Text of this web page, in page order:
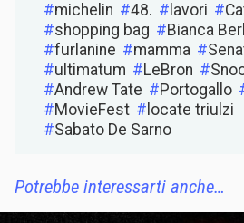
michelin 48. lavori
shopping bag
Bianca
furlanine
mamma
ultimatum
LeBron
Andrew Tate
Portogallo
MovieFest
locate triulzi
Sabato De Sarno
Potrebbe interessarti anche…